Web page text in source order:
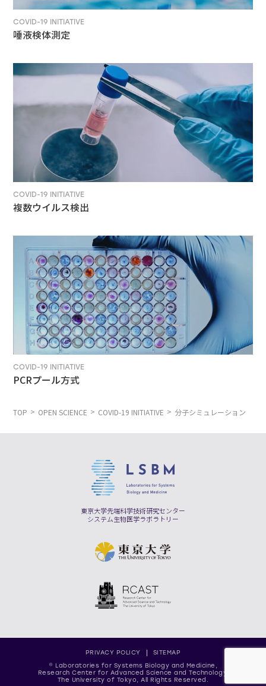
COVID-19 INITIATIVE
唾液検体測定
COVID-19 INITIATIVE
複数ウイルス検出
COVID-19 INITIATIVE
PCRプール方式
TOP OPEN SCIENCE COVID-19 INITIATIVE 分子シミュレーション
東京大学先端科学技術研究センター
システム生物医学ラボラトリー
PRIVACY POLICY
SITEMAP
© Laboratories for Systems Biology and Medicine,
Research Center for Advanced Science and Technology,
The University of Tokyo, All Rights Reserved.